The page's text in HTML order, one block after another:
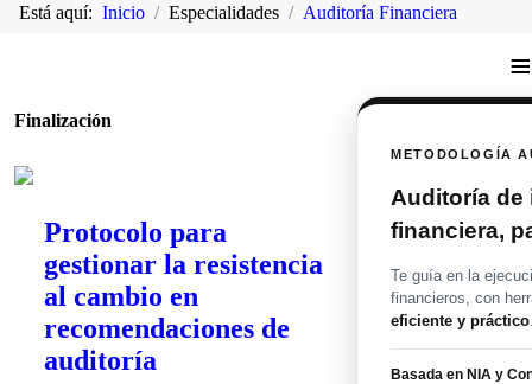
Está aquí: Inicio Especialidades Auditoría Financiera
≡
Finalización
Protocolo para
gestionar la resistencia
al cambio en
recomendaciones de
auditoría
METODOLOGÍA
Auditoría de
financiera,
Te guía en la
financieros, con
eficiente y práctico
Basada en NIA y